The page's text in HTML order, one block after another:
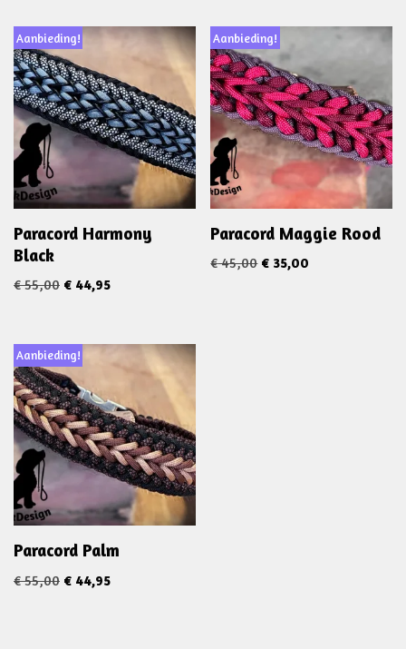
Aanbieding!
Paracord Harmony
Black
€55,00 € 44,95
Aanbieding!
Paracord Maggie Rood
€45,00 € 35,00
Aanbieding!
Paracord Palm
€55,00 € 44,95